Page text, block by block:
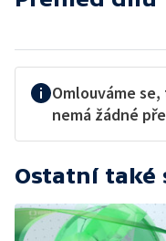
Omlouváme
nemá žádné
Ostatní také